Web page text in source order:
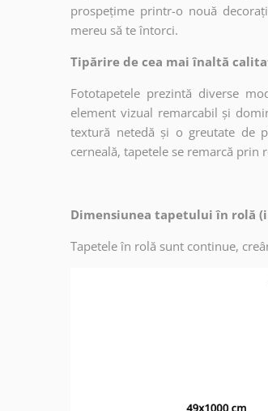
prospețime printr-o nouă
mereu să te întorci.
Tipărire de cea mai înaltă
Fototapetele prezintă diverse
element vizual remarcabil și
textură netedă și o greutate de
cerneală, tapetele se remarcă prin
Dimensiunea tapetului în rolă
Tapetele în rolă sunt continue,